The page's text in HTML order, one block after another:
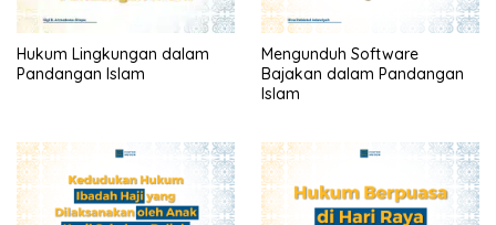
Hukum Lingkungan dalam
Pandangan Islam
Mengunduh Software
Bajakan dalam Pandangan
Islam